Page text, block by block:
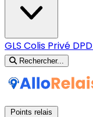
GLS Colis Privé DPD
Rechercher...